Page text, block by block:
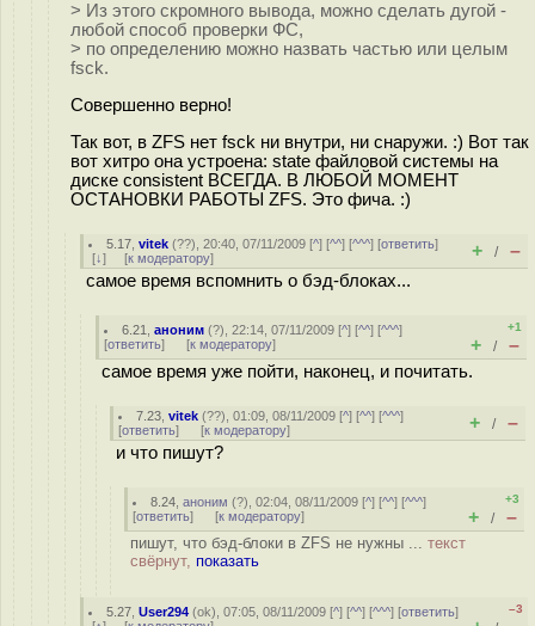
> Из этого скромного вывода, можно сделать дугой -
любой способ проверки ФС,
> по определению можно назвать частью или целым
fsck.
Совершенно верно!
Так вот, в ZFS нет fsck ни внутри, ни снаружи. :) Вот так
вот хитро она устроена: state файловой системы на
диске consistent ВСЕГДА. В ЛЮБОЙ МОМЕНТ
ОСТАНОВКИ РАБОТЫ ZFS. Это фича. :)
5.17 ,vitek (??), 20:40, 07/11/2009 [^] [^^] [^^^] [ответить]
[↓] [к модератору] + / –
самое время вспомнить о бэд-блоках...
6.21 ,аноним (?), 22:14, 07/11/2009 [^] [^^] [^^^]
[ответить] [к модератору]
+1
+ / –
самое время уже пойти, наконец, и почитать.
7.23 ,vitek (??), 01:09, 08/11/2009 [^] [^^] [^^^]
[ответить] [к модератору] + / –
и что пишут?
8.24 ,аноним (?), 02:04, 08/11/2009 [^] [^^] [^^^]
[ответить] [к модератору]
+3
+ / –
пишут, что бэд-блоки в ZFS не нужны ... текст
свёрнут, показать
5.27 ,User294 (ok), 07:05, 08/11/2009 [^] [^^] [^^^] [ответить]
–3